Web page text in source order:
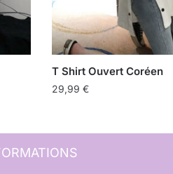
T Shirt Ouvert Coréen
29,99 €